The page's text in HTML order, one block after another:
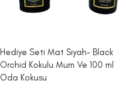
Hediye Seti Mat Siyah- Black
Orchid Kokulu Mum Ve 100 ml
Oda Kokusu